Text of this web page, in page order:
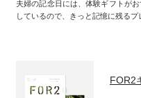
夫婦の記念日には、体験ギフトが
しているので、きっと記憶に残るプ
FOR2